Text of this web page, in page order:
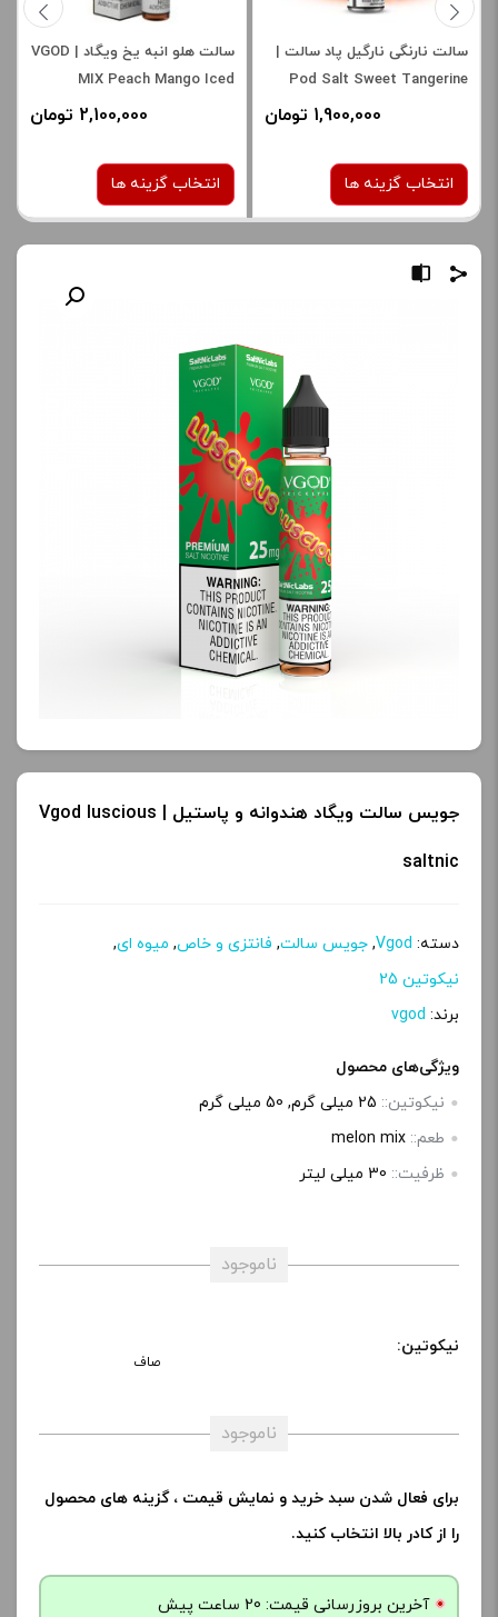
سالت نارنگی نارگیل پاد سالت |
Pod Salt Sweet Tangerine
1,900,000 تومان
انتخاب گزینه ها
برای فعال شدن سبد خرید و
محصول را از کادر بالا انتخاب
آخرین بروزرسانی
تمامی قیمت ها بروز
افزودن به سبد خرید
ی
سالت هلو انبه یخ ویگاد | VGOD
MIX Peach Mango Iced
2,100,000 تومان
انتخاب گزینه ها
برای فعال شدن سبد خرید و
نمایش قیمت ، گزینه های
محصول را از کادر بالا انتخاب
کنید.
آخرین بروزرسانی
قیمت: 20 ساعت پیش
تمامی قیمت ها بروز
هستند.
افزودن به سبد خرید
جویس سالت ویگاد هندوانه و پاستیل | Vgod luscious
saltnic
دسته: Vgod
, جویس سالت, فانتزی و خاص, میوه ای,
نیکوتین 25
برند: vgod
ویژگی‌های محصول
نیکوتین:: 25 میلی گرم, 50 میلی گرم
طعم:: melon mix
ظرفیت:: 30 میلی‌ لیتر
ناموجود
نیکوتین:
صاف
ناموجود
برای فعال شدن سبد خرید و نمایش قیمت ، گزینه های محصول
را از کادر بالا انتخاب کنید.
آخرین بروزرسانی قیمت: 20 ساعت پیش